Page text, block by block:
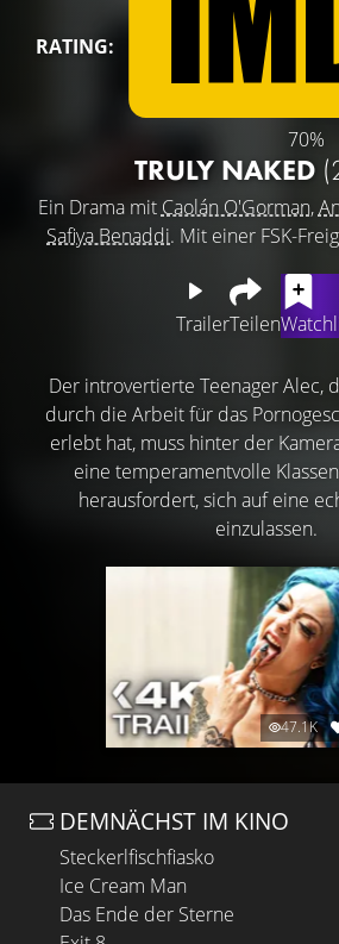
RATING:
70%
TRULY NAKED
Ein Drama mit Caolán O'Gorman,
Safiya Benaddi. Mit einer FSK-
TrailerTeilen
Der introvertierte Teenager Alec,
durch die Arbeit für das
erlebt hat, muss hinter der
eine temperamentvolle
herausfordert, sich auf eine
einzulassen.
47.1K
DEMNÄCHST IM KINO
Steckerlfischfiasko
Ice Cream Man
Das Ende der Sterne